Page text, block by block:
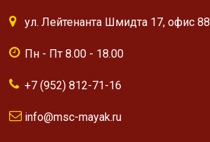
ул. Лейтенанта Шмидта 17, офис 88
Пн - Пт 8.00 - 18.00
+7 (952) 812-71-16
info@msc-mayak.ru